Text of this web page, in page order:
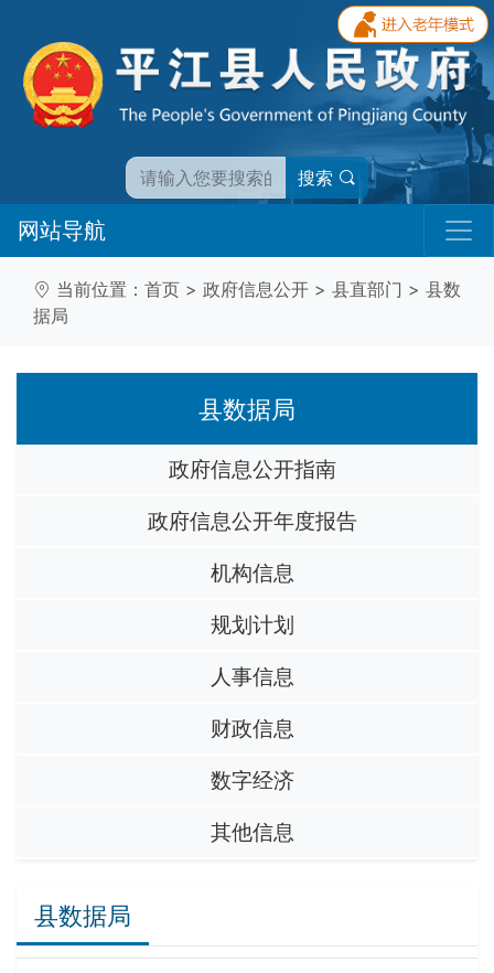
搜索
网站导航
当前位置： 首页 > 政府信息公开 > 县直部门 > 县数
据局
县数据局
政府信息公开指南
政府信息公开年度报告
机构信息
规划计划
人事信息
财政信息
数字经济
其他信息
县数据局